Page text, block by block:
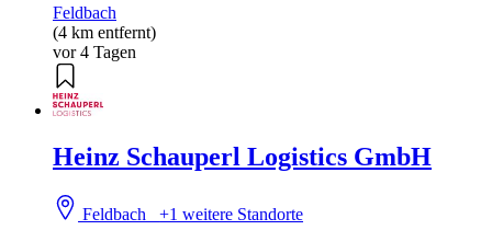
Feldbach
(4 km entfernt)
vor 4 Tagen
Heinz Schauperl Logistics GmbH
Feldbach+1 weitere Standorte